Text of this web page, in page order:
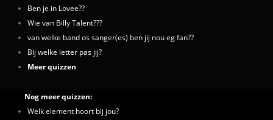
Ben je in Lovee??
Wie van Billy Talent???
van welke band os sanger(es) ben jij nou eg fan??
Bij welke letter pas jij?
Meer quizzen
Nog meer quizzen:
Welk element hoort bij jou?